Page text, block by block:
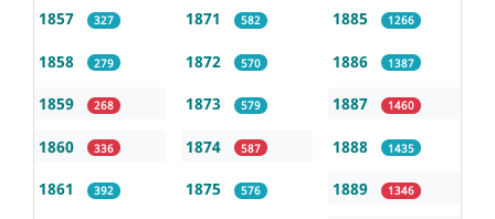
1857 327
1858 279
1859 268
1860 336
1861 392
1871 582
1872 570
1873 579
1874 587
1875 576
1885 1266
1886 1387
1887 1460
1888 1435
1889 1346